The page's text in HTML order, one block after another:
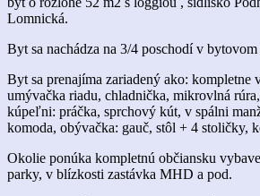
Lomnická.
Byt sa nachádza na 3/4 poschodí v
Byt sa prenajíma zariadený ako: kompletne
umývačka riadu, chladnička, mikrovlná
kúpeľni: práčka, sprchový kút, v spálni
komoda, obývačka: gauč, stôl + 4 stoličky,
Okolie ponúka kompletnú občiansku
parky, v blízkosti zastávka MHD a pod.